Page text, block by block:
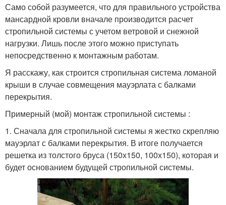
Само собой разумеется, что для правильного устройства
мансардной кровли вначале производится расчет
стропильной системы с учетом ветровой и снежной
нагрузки. Лишь после этого можно приступать
непосредственно к монтажным работам.
Я расскажу, как строится стропильная система ломаной
крыши в случае совмещения мауэрлата с балками
перекрытия.
Примерный (мой) монтаж стропильной системы :
1. Сначала для стропильной системы я жестко скрепляю
мауэрлат с балками перекрытия. В итоге получается
решетка из толстого бруса (150х150, 100х150), которая и
будет основанием будущей стропильной системы.